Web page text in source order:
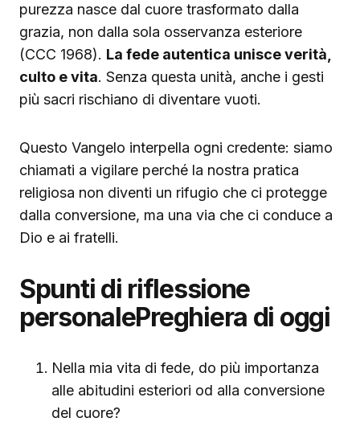
purezza nasce dal cuore trasformato dalla
grazia, non dalla sola osservanza esteriore
(CCC 1968). La fede autentica unisce verità,
culto e vita. Senza questa unità, anche i gesti
più sacri rischiano di diventare vuoti.
Questo Vangelo interpella ogni credente: siamo
chiamati a vigilare perché la nostra pratica
religiosa non diventi un rifugio che ci protegge
dalla conversione, ma una via che ci conduce a
Dio e ai fratelli.
Spunti di riflessione
personalePreghiera di oggi
Nella mia vita di fede, do più importanza
alle abitudini esteriori od alla conversione
del cuore?